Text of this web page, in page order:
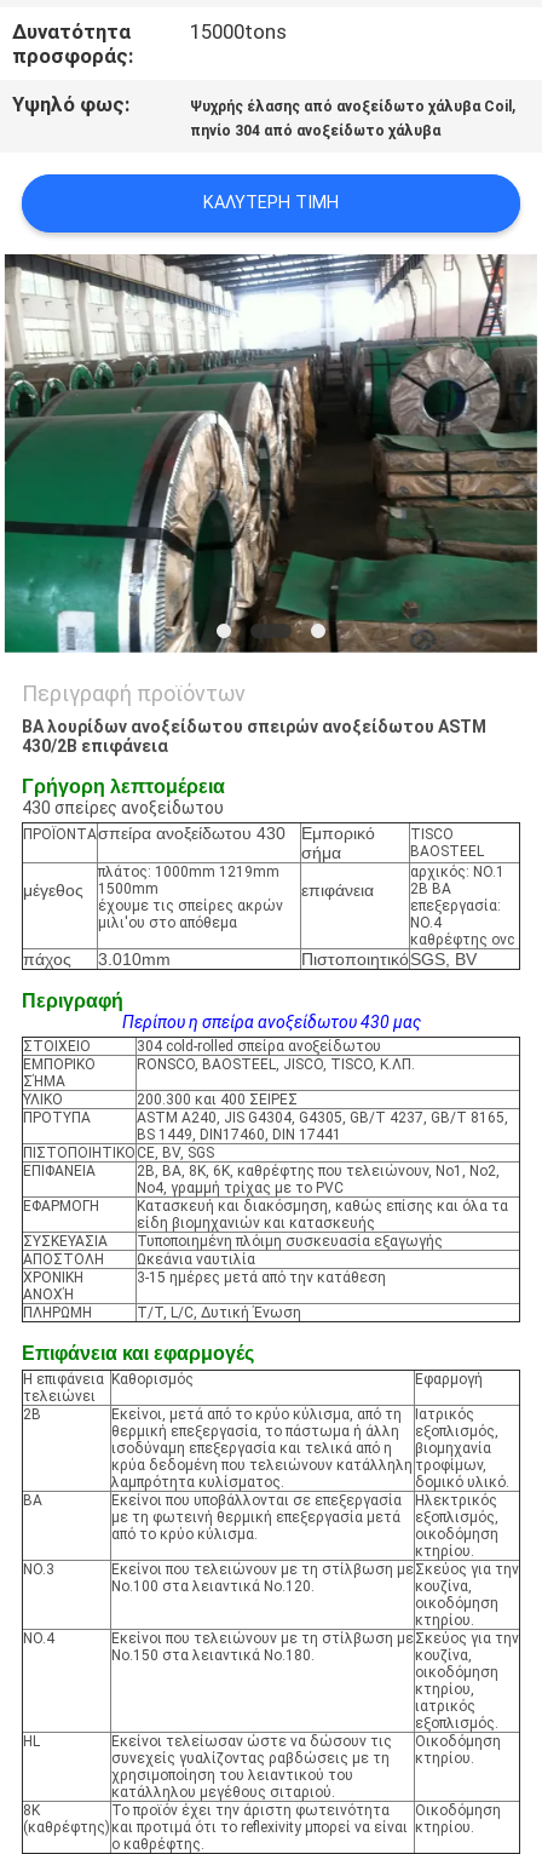
ΕΙΔΉΣΕΙΣ
ΠΕΡΙΠΤΏΣΕΙΣ
COMPANY
NEWS
SITEMAP
PRIVACY
POLICY
Δυνατότητα
προσφοράς:
15000tons
Υψηλό φως: Ψυχρής έλασης από ανοξείδωτο χάλυβα Coil ,
πηνίο 304 από ανοξείδωτο χάλυβα
ΚΑΛΎΤΕΡΗ ΤΙΜΉ
Περιγραφή προϊόντων
BA λουρίδων ανοξείδωτου σπειρών ανοξείδωτου ASTM
430/2B επιφάνεια
Γρήγορη λεπτομέρεια
430 σπείρες ανοξείδωτου
ΠΡΟΪΟΝΤΑσπείρα ανοξείδωτου 430
Εμπορικό
σήμα
TISCO
BAOSTEEL
μέγεθος
πλάτος: 1000mm 1219mm
1500mm
έχουμε τις σπείρες ακρών
μιλι'ου στο απόθεμα
επιφάνεια
αρχικός: NO.1
2B BA
επεξεργασία:
NO.4
καθρέφτης ovc
πάχος 3.010mm ΠιστοποιητικόSGS, BV
Περιγραφή
Περίπου η σπείρα ανοξείδωτου 430 μας
ΣΤΟΙΧΕΙΟ
304 cold-rolled σπείρα ανοξείδωτου
ΕΜΠΟΡΙΚΟ
ΣΉΜΑ
RONSCO, BAOSTEEL, JISCO, TISCO, Κ.ΛΠ.
ΥΛΙΚΟ
200.300 και 400 ΣΕΙΡΕΣ
ΠΡΟΤΥΠΑ
ASTM A240, JIS G4304, G4305, GB/T 4237, GB/T 8165,
BS 1449, DIN17460, DIN 17441
ΠΙΣΤΟΠΟΙΗΤΙΚΟ CE, BV, SGS
ΕΠΙΦΑΝΕΙΑ
2B, BA, 8K, 6K, καθρέφτης που τελειώνουν, No1, No2,
No4, γραμμή τρίχας με το PVC
ΕΦΑΡΜΟΓΗ
Κατασκευή και διακόσμηση, καθώς επίσης και όλα τα
είδη βιομηχανιών και κατασκευής
ΣΥΣΚΕΥΑΣΙΑ
Τυποποιημένη πλόιμη συσκευασία εξαγωγής
ΑΠΟΣΤΟΛΗ
Ωκεάνια ναυτιλία
ΧΡΟΝΙΚΗ
ΑΝΟΧΉ
3-15 ημέρες μετά από την κατάθεση
ΠΛΗΡΩΜΗ T/T, L/C, Δυτική Ένωση
Επιφάνεια και εφαρμογές
Η επιφάνεια
τελειώνει
Καθορισμός Εφαρμογή
2B
Εκείνοι, μετά από το κρύο κύλισμα, από τη
θερμική επεξεργασία, το πάστωμα ή άλλη
ισοδύναμη επεξεργασία και τελικά από η
κρύα δεδομένη που τελειώνουν κατάλληλη
λαμπρότητα κυλίσματος.
Ιατρικός
εξοπλισμός,
βιομηχανία
τροφίμων,
δομικό υλικό.
BA
Εκείνοι που υποβάλλονται σε επεξεργασία
με τη φωτεινή θερμική επεξεργασία μετά
από το κρύο κύλισμα.
Ηλεκτρικός
εξοπλισμός,
οικοδόμηση
κτηρίου.
NO.3
Εκείνοι που τελειώνουν με τη στίλβωση με
No.100 στα λειαντικά No.120.
Σκεύος για την
κουζίνα,
οικοδόμηση
κτηρίου.
NO.4
Εκείνοι που τελειώνουν με τη στίλβωση με
No.150 στα λειαντικά No.180.
Σκεύος για την
κουζίνα,
οικοδόμηση
κτηρίου,
ιατρικός
εξοπλισμός.
HL
Εκείνοι τελείωσαν ώστε να δώσουν τις
συνεχείς γυαλίζοντας ραβδώσεις με τη
χρησιμοποίηση του λειαντικού του
κατάλληλου μεγέθους σιταριού.
Οικοδόμηση
κτηρίου.
8K
(καθρέφτης)
Το προϊόν έχει την άριστη φωτεινότητα
και προτιμά ότι το reflexivity μπορεί να είναι
ο καθρέφτης.
Οικοδόμηση
κτηρίου.